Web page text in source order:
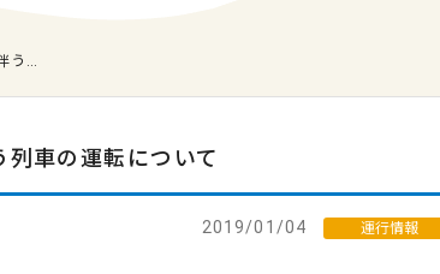
う…
車の運転について
2019/01/04 運行情報